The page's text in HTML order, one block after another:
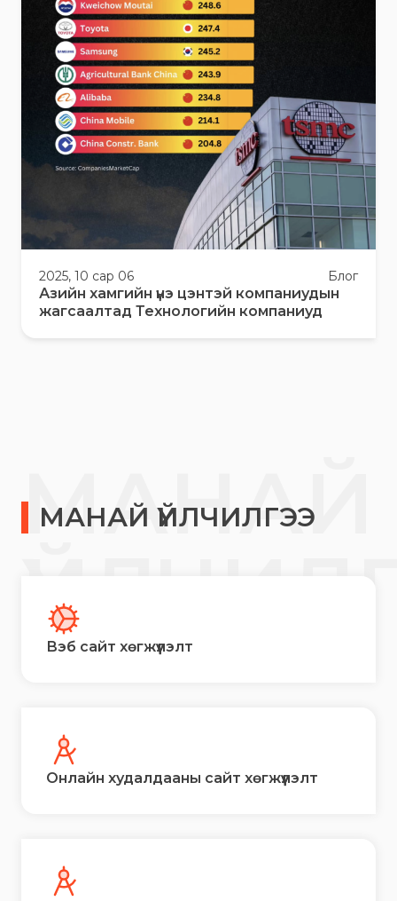
2025, 10 сар 06 Блог
Азийн хамгийн үнэ цэнтэй компаниудын
жагсаалтад Технологийн компаниуд
МАНАЙ ҮЙЛЧИЛГЭЭ
МАНАЙ
Вэб сайт хөгжүүлэлт
Онлайн худалдааны сайт хөгжүүлэлт